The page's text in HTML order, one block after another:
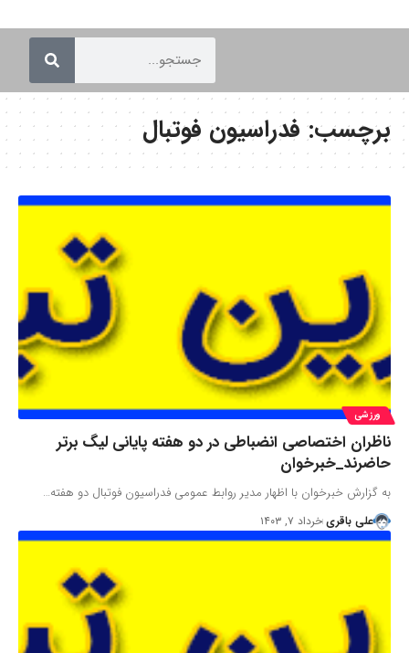
برچسب:فدراسیون فوتبال
ورزشی
ناظران اختصاصی انضباطی در دو هفته پایانی لیگ برتر
حاضرند_خبرخوان
به گزارش خبرخوان با اظهار مدیر روابط عمومی فدراسیون فوتبال دو هفته…
علی باقری خرداد ۷, ۱۴۰۳